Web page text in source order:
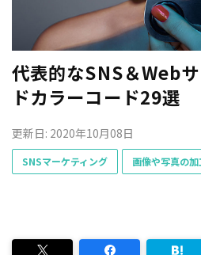
代表的なSNS＆Web
ドカラーコード29選
更新日: 2020年10月08日
SNSマーケティング 画像や写真の